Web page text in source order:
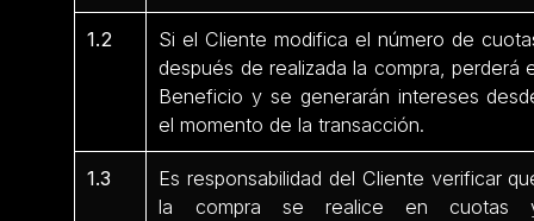
1.2
Si el Cliente modifica el número de
después de realizada la compra, perderá
Beneficio y se generarán intereses
el momento de la transacción.
1.3
Es responsabilidad del Cliente verificar
la compra se realice en cuotas